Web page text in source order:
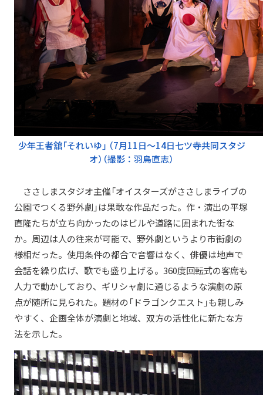
少年王者舘「それいゆ」 （7月11日～14日七ツ寺共同スタジ
オ）（撮影：羽鳥直志）
ささしまスタジオ主催「オイスターズがささしまライブの
公園でつくる野外劇」は果敢な作品だった。作・演出の平塚
直隆たちが立ち向かったのはビルや道路に囲まれた街な
か。周辺は人の往来が可能で、野外劇というより市街劇の
様相だった。使用条件の都合で音響はなく、俳優は地声で
会話を繰り広げ、歌でも盛り上げる。360度回転式の客席も
人力で動かしており、ギリシャ劇に通じるような演劇の原
点が随所に見られた。題材の「ドラゴンクエスト」も親しみ
やすく、企画全体が演劇と地域、双方の活性化に新たな方
法を示した。